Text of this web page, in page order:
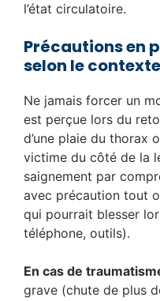
l’état circulatoire.
Précautions en
selon le contexte
Ne jamais forcer un
est perçue lors du
d’une plaie du thorax
victime du côté de la
saignement par
avec précaution tout
qui pourrait blesser
téléphone, outils).
En cas de
grave (chute de plus